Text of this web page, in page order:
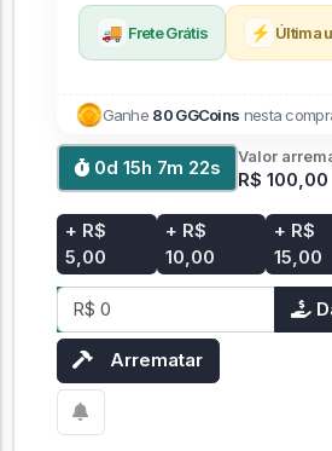
🚚 Frete Grátis ⚡ Última
Ganhe 80 GGCoins nesta
0d 15h 7m 21s Valor
R$ 100,00
+ R$
5,00
+ R$
10,00
+ R$
15,00
Arrematar